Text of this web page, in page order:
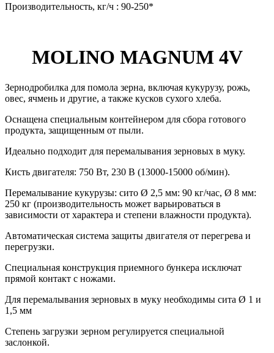
Производительность, кг/ч : 90-250*
MOLINO MAGNUM 4V
Зернодробилка для помола зерна, включая кукурузу, рожь,
овес, ячмень и другие, а также кусков сухого хлеба.
Оснащена специальным контейнером для сбора готового
продукта, защищенным от пыли.
Идеально подходит для перемалывания зерновых в муку.
Кисть двигателя: 750 Вт, 230 В (13000-15000 об/мин).
Перемалывание кукурузы: сито Ø 2,5 мм: 90 кг/час, Ø 8 мм:
250 кг (производительность может варьироваться в
зависимости от характера и степени влажности продукта).
Автоматическая система защиты двигателя от перегрева и
перегрузки.
Специальная конструкция приемного бункера исключат
прямой контакт с ножами.
Для перемалывания зерновых в муку необходимы сита Ø 1 и
1,5 мм
Степень загрузки зерном регулируется специальной
заслонкой.